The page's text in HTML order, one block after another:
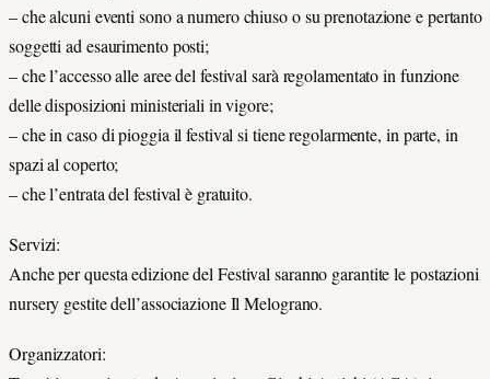
– che alcuni eventi sono a numero chiuso o su prenotazione e pertanto
soggetti ad esaurimento posti;
– che l’accesso alle aree del festival sarà regolamentato in funzione
delle disposizioni ministeriali in vigore;
– che in caso di pioggia il festival si tiene regolarmente, in parte, in
spazi al coperto;
– che l’entrata del festival è gratuito.
Servizi:
Anche per questa edizione del Festival saranno garantite le postazioni
nursery gestite dell’associazione Il Melograno.
Organizzatori: